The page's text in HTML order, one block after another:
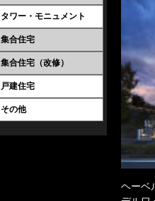
タワー・モニュメント
集合住宅
集合住宅（改修）
戸建住宅
その他
ヘーベ